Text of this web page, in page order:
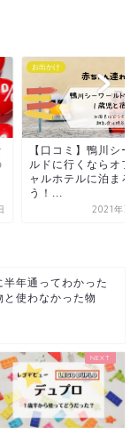
お出かけ
【口コミ】鴨川シー
ルドに行くならオフ
ャルホテルに泊まろ
う！...
2021年3
年通ってわかった
使わなかった物